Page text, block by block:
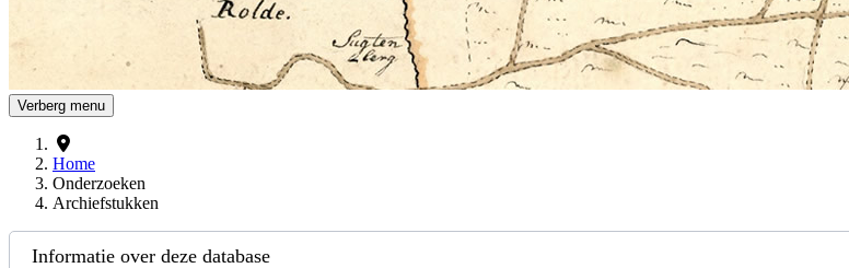
Verberg menu
Home
Onderzoeken
Archiefstukken
Informatie over deze database